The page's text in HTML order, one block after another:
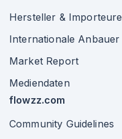
Hersteller & Importeure
Internationale Anbauer
Market Report
Mediendaten
flowzz.com
Community Guidelines